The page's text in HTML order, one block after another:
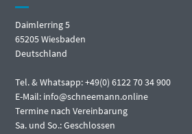
Daimlerring 5
65205 Wiesbaden
Deutschland
Tel. & Whatsapp: +49(0) 6122 70 34 900
E-Mail: info@schneemann.online
Termine nach Vereinbarung
Sa. und So.: Geschlossen